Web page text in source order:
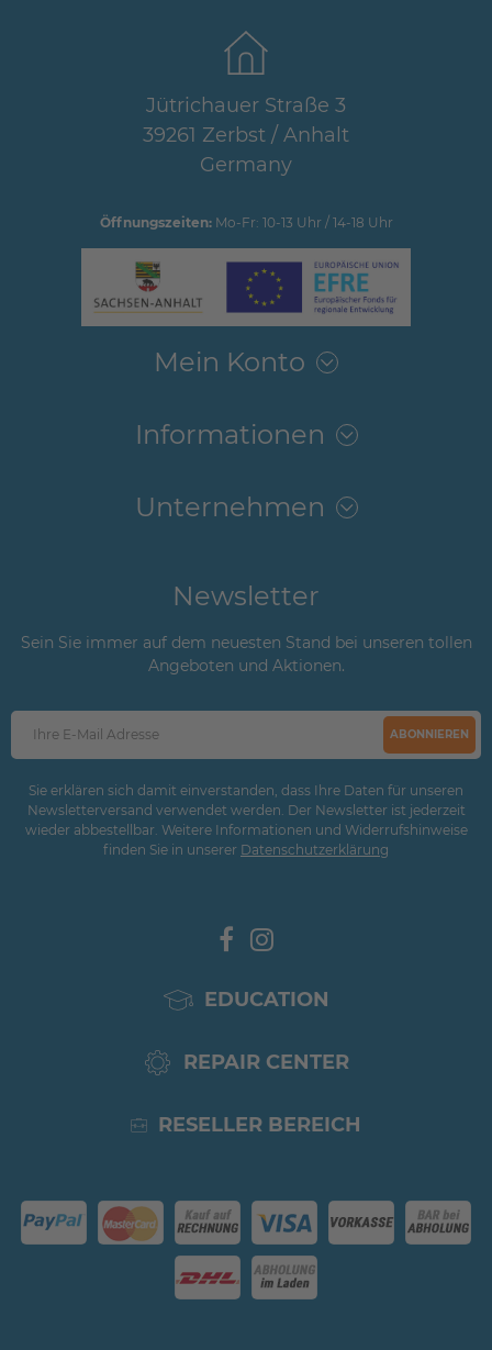
Jütrichauer Straße 3
39261 Zerbst / Anhalt
Germany
Öffnungszeiten:Mo-Fr: 10-13 Uhr / 14-18 Uhr
Mein Konto
Informationen
Unternehmen
Newsletter
Sein Sie immer auf dem neuesten Stand bei unseren tollen
Angeboten und Aktionen.
ABONNIEREN
Sie erklären sich damit einverstanden, dass Ihre Daten für unseren
Newsletterversand verwendet werden. Der Newsletter ist jederzeit
wieder abbestellbar. Weitere Informationen und Widerrufshinweise
finden Sie in unserer Daten­schutz­erklärung
EDUCATION
REPAIR CENTER
RESELLER BEREICH